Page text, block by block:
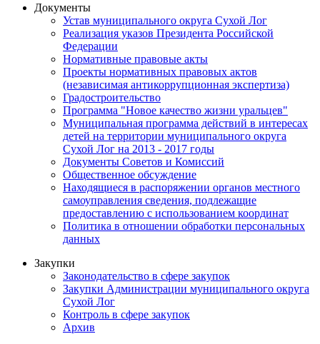
Документы
Устав муниципального округа Сухой Лог
Реализация указов Президента Российской
Федерации
Нормативные правовые акты
Проекты нормативных правовых актов
(независимая антикоррупционная экспертиза)
Градостроительство
Программа "Новое качество жизни уральцев"
Муниципальная программа действий в интересах
детей на территории муниципального округа
Сухой Лог на 2013 - 2017 годы
Документы Советов и Комиссий
Общественное обсуждение
Находящиеся в распоряжении органов местного
самоуправления сведения, подлежащие
предоставлению с использованием координат
Политика в отношении обработки персональных
данных
Закупки
Законодательство в сфере закупок
Закупки Администрации муниципального округа
Сухой Лог
Контроль в сфере закупок
Архив